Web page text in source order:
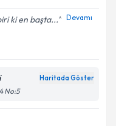
ki en başta... Devamı
Haritada Göster
No:5